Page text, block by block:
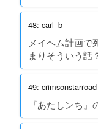
48: carl_b
メイヘム計画で
まりそういう話
49: crimsonstarroad
『あたしンち